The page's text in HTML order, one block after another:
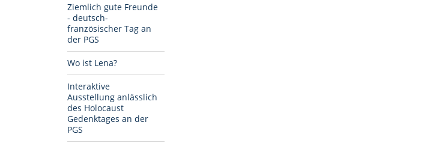
Ziemlich gute Freunde
- deutsch-
französischer Tag an
der PGS
Wo ist Lena?
Interaktive
Ausstellung anlässlich
des Holocaust
Gedenktages an der
PGS